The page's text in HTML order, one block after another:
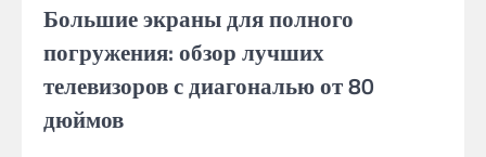
Большие экраны для полного
погружения: обзор лучших
телевизоров с диагональю от 80
дюймов